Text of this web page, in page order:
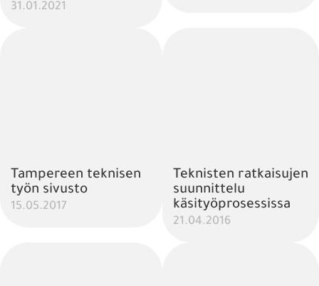
31.01.2021
Tampereen teknisen
työn sivusto
15.05.2017
Teknisten ratkaisujen
suunnittelu
käsityöprosessissa
21.04.2016